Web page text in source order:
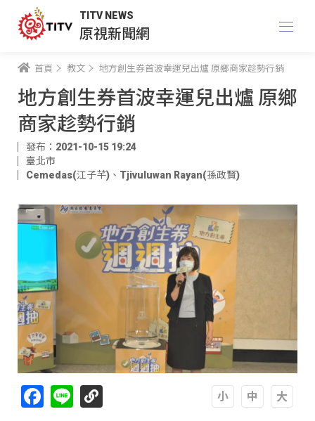
TITV NEWS
原視新聞網
首頁 教文 地方創生券首波幸運兒出爐 原鄉商家趁勢行銷
地方創生券首波幸運兒出爐 原鄉
商家趁勢行銷
發布：2021-10-15 19:24
臺北市
Cemedas(江子芊) 、 Tjivuluwan Rayan(孫政賢)
Facebook
Line